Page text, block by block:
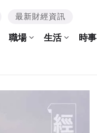
最新財經資訊
職場 生活 時事